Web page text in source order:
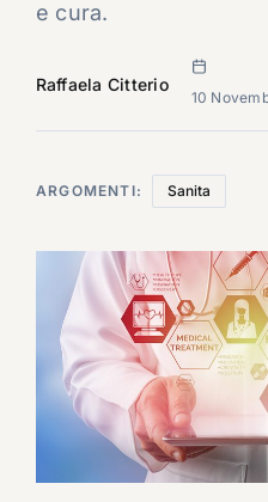
e cura.
Raffaela Citterio
10
ARGOMENTI: Sanita